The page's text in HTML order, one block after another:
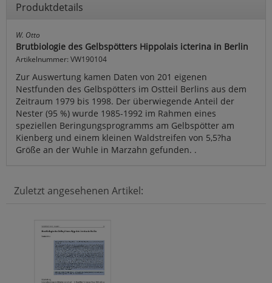
Produktdetails
W. Otto
Brutbiologie des Gelbspötters Hippolais icterina in Berlin
Artikelnummer: VW190104
Zur Auswertung kamen Daten von 201 eigenen
Nestfunden des Gelbspötters im Ostteil Berlins aus dem
Zeitraum 1979 bis 1998. Der überwiegende Anteil der
Nester (95 %) wurde 1985-1992 im Rahmen eines
speziellen Beringungsprogramms am Gelbspötter am
Kienberg und einem kleinen Waldstreifen von 5,5?ha
Größe an der Wuhle in Marzahn gefunden. .
Zuletzt angesehenen Artikel: